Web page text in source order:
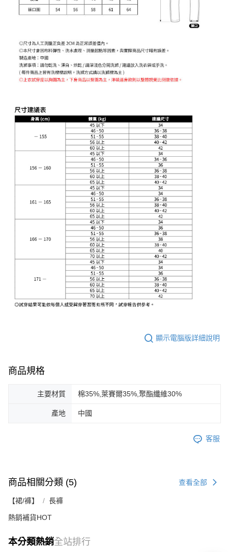
顯示電腦版詳細說明
商品規格
主要材質 棉35%,萊賽爾35%,聚酯纖維30%
產地 中國
客服
商品相關分類 (5) 查看全部
【裙/褲】 長褲
熱銷補貨HOT
本分類熱銷全站排行